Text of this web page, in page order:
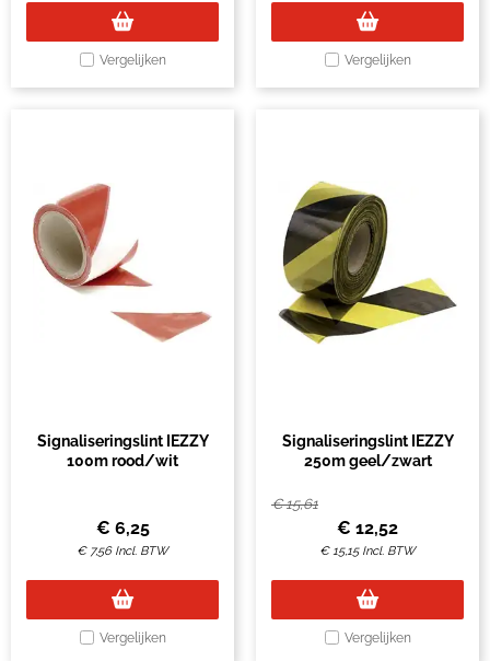
Vergelijken Vergelijken
Signaliseringslint IEZZY
100m rood/wit
€ 6,25
€ 7,56 Incl. BTW
Vergelijken
Signaliseringslint IEZZY
250m geel/zwart
€15,61
€ 12,52
€15,15 Incl. BTW
Vergelijken